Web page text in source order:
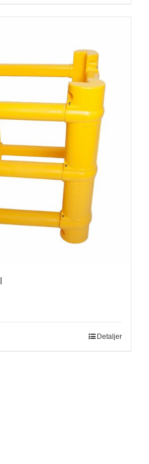
Detaljer